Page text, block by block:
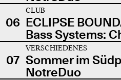
06
CLUB
ECLIPSE
Bass Systems:
07
VERSCHIEDENES
Sommer im
NotreDuo